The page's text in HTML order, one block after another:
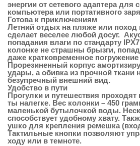
энергии от сетевого адаптера для
компьютера или портативного
Готова к приключениям
Летний отдых на пляже или поход
сделает веселее любой досуг.
попадания влаги по стандарту
колонке не страшны брызги,
даже кратковременное погружение
Прорезиненный корпус
удары, а обивка из прочной ткани
безупречный внешний вид.
Удобство в пути
Прогулки и путешествия проходят
ты налегке. Вес колонки – 450
маленькой бутылочкой воды.
способствует удобному хвату.
ушко для крепления ремешка
Тактильные кнопки позволяют
ходу или в темноте.